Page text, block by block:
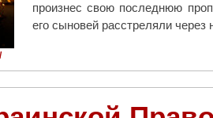
произнес свою последнюю
его сыновей расстреляли через